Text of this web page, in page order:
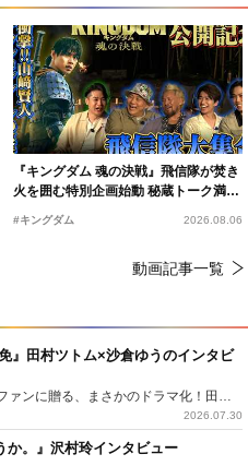
『キングダム 魂の決戦』飛信隊が焚き
火を囲む特別企画始動 秘蔵トーク満載
の“キングダムキャンプ”開催
#キングダム 2026.08.06
動画記事一覧
』田村ツトム×沙倉ゆうのインタビ
『侍タイムスリッパー』ファンに贈る、まさかのドラマ化！田村ツトム×沙倉ゆうのが語る『心配無用ノ介』撮影秘話
2026.07.30
か。』沢村玲インタビュー